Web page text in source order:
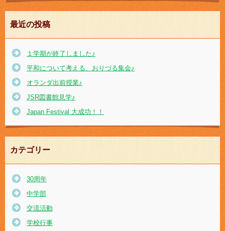
最近の投稿
１学期が終了しました♪
平和について考える、おりづる集会♪
オランダ出前授業♪
JSR図書館見学♪
Japan Festival 大成功！！
カテゴリー
30周年
中学部
交流活動
学校行事